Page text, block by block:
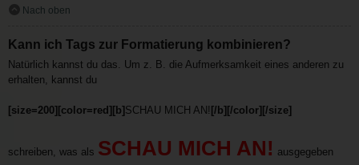
Nach oben
Kann ich Tags zur Formatierung kombinieren?
Natürlich kannst du das. Um z. B. die Aufmerksamkeit eines anderen zu
erhalten, kannst du
[size=200][color=red][b] SCHAU MICH AN! [/b][/color][/size]
schreiben, was als SCHAU MICH AN! ausgegeben